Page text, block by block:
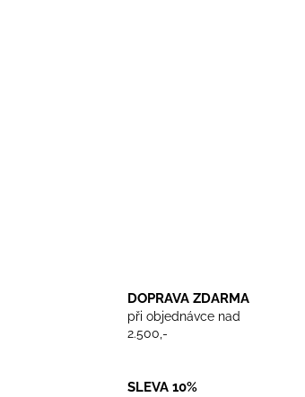
DOPRAVA ZDARMA
při objednávce nad
2.500,-
SLEVA 10%